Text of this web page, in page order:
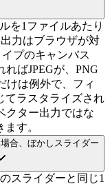
を1ファイルあたり
力はブラウザが対
プのキャンバス
ればJPEGが、PNG
けは例外で、フィ
てラスタライズされ
クター出力ではな
す。
合、ぼかしスライダー
スライダーと同じ1